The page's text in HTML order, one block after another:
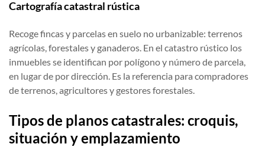
Cartografía catastral rústica
Recoge fincas y parcelas en suelo no urbanizable: terrenos
agrícolas, forestales y ganaderos. En el catastro rústico los
inmuebles se identifican por polígono y número de parcela,
en lugar de por dirección. Es la referencia para compradores
de terrenos, agricultores y gestores forestales.
Tipos de planos catastrales: croquis,
situación y emplazamiento